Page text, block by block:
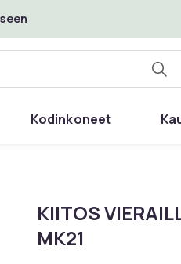
Kodinkoneet
KIITOS
MK21